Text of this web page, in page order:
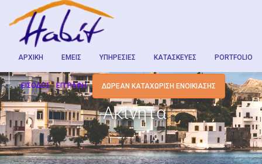
ΑΡΧΙΚΉ ΕΜΕΊΣ ΥΠΗΡΕΣΊΕΣ ΚΑΤΑΣΚΕΥΈΣ PORTFOLIO
ΕΊΣΟΔΟΣ ΕΓΓΡΑΦΉ ΔΩΡΕΆΝ ΚΑΤΑΧΏΡΙΣΗ ΕΝΟΙΚΊΑΣΗΣ
Ακίνητα